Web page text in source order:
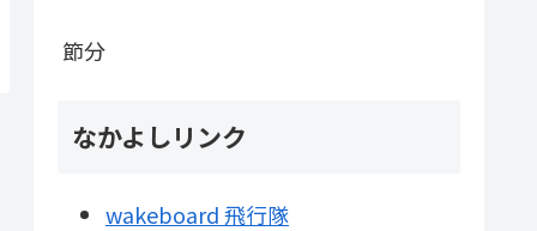
節分
なかよしリンク
wakeboard 飛行隊